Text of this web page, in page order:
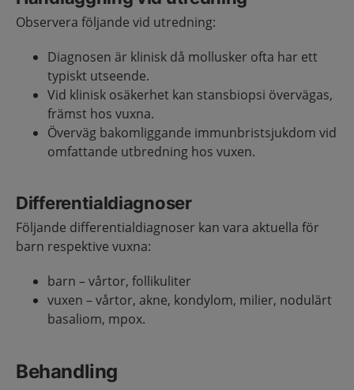
Observera följande vid utredning:
Diagnosen är klinisk då mollusker ofta har ett
typiskt utseende.
Vid klinisk osäkerhet kan stansbiopsi övervägas,
främst hos vuxna.
Överväg bakomliggande immunbristsjukdom vid
omfattande utbredning hos vuxen.
Differentialdiagnoser
Följande differentialdiagnoser kan vara aktuella för
barn respektive vuxna:
barn – vårtor, follikuliter
vuxen – vårtor, akne, kondylom, milier, nodulärt
basaliom, mpox.
Behandling